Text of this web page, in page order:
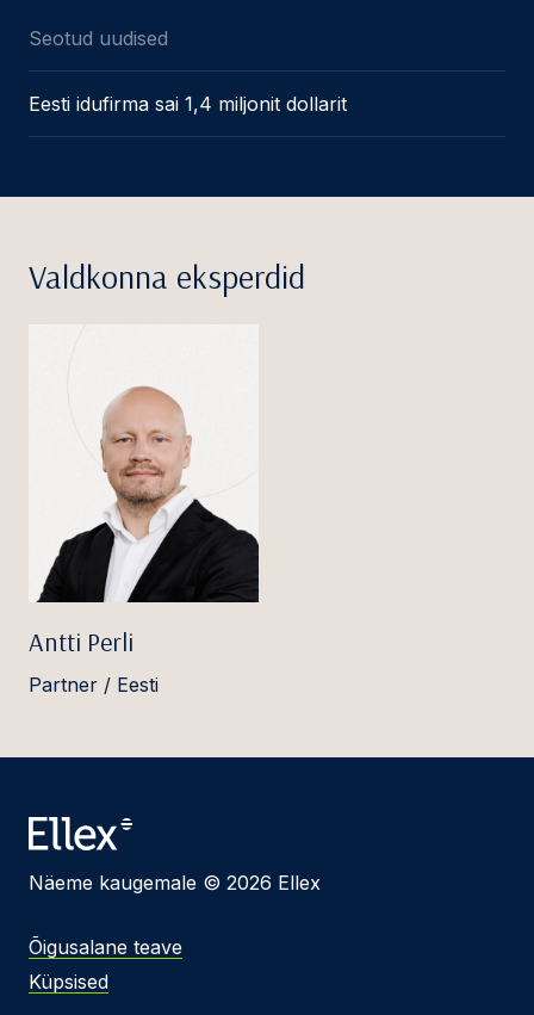
Seotud uudised
Eesti idufirma sai 1,4 miljonit dollarit
Valdkonna eksperdid
Antti Perli
Partner / Eesti
Näeme kaugemale © 2026 Ellex
Õigusalane teave
Küpsised